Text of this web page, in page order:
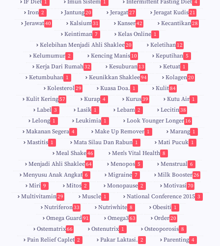
IF Diet 1 Imun Sistem 1 Intermittent Fasting Diet 4
Iron 2 Jantung20 Jeragat27 Jeragat Kudis21
Jerawat40 Kalsium31 Kanser42 Kecantikan28
Keintiman 7 Kelas Online 1
Kelebihan Menjadi Ahli Shaklee20 Keletihan 12
Kelumumur 2 Kencing Manis 10 Keputihan 5
Kerja Dari Rumah32 Kesuburan 13 Ketuat 1
Ketumbuhan 1 Keunikkan Shaklee94 Kolagen20
Kolesterol29 Kuasa Doa. 1 Kulit84
Kulit Kering57 Kurap 4 Kurus39 Kutu Air 1
Label 3 Lasik 1 Lebam 2 Lecitin38
Lelong 1 Leukimia 1 Look Younger Longer 16
Makanan Segera 4 Make Up Remover 1 Marang 1
Mastitis 1 Mata Silau Dan Rabun 1 Mati Pucuk 1
Meal Shake46 Men's Vital Health 8
Menjadi Ahli Shaklee64 Menopos 5 Menstrual 6
Menyusu Anak Angkat 6 Migraine 7 Milk Booster26
Miri 9 Mitos 2 Monopause 2 Motivasi 70
Multivitamin29 Muscle 1 National Conference 2015 3
Nutriferon33 Nutriwhite 8 Obesiti 1
Omega Guard91 Omega363 Order20
Ostematrix66 Ostenutrix 1 Osteoporosis 8
Pain Relief Caplet 2 Pakar Laktasi. 2 Parenting 4